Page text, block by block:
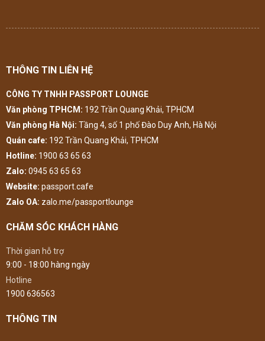
THÔNG TIN LIÊN HỆ
CÔNG TY TNHH PASSPORT LOUNGE
Văn phòng TPHCM: 192 Trần Quang Khải, TPHCM
Văn phòng Hà Nội: Tầng 4, số 1 phố Đào Duy Anh, Hà Nội
Quán cafe: 192 Trần Quang Khải, TPHCM
Hotline: 1900 63 65 63
Zalo: 0945 63 65 63
Website: passport.cafe
Zalo OA: zalo.me/passportlounge
CHĂM SÓC KHÁCH HÀNG
Thời gian hỗ trợ
9:00 - 18:00 hàng ngày
Hotline
1900 636563
THÔNG TIN